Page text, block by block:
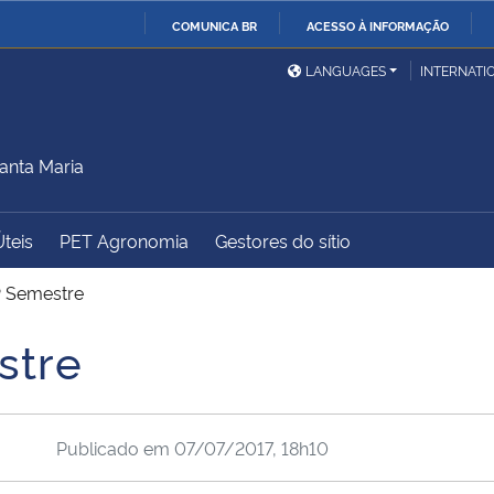
COMUNICA BR ACESSO À INFORMAÇÃO
Ministério da Defesa
Ministério das Relações
Exteriores
Ministério do
Desenvolvimento Regional
Controladoria-Geral da
Advocacia-Geral da União
LANGUAGES
Maria
PET Agronomia Gestores do sítio
Semestre
Publicado em 07/07/2017, 18h10